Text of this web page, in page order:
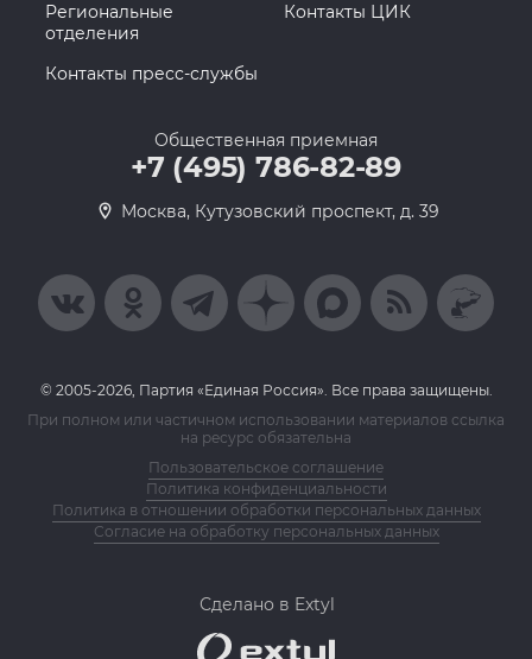
Региональные
отделения
Контакты ЦИК
Контакты пресс-службы
Общественная приемная
+7 (495) 786-82-89
Москва, Кутузовский проспект, д. 39
© 2005-2026, Партия «Единая Россия». Все права защищены.
При полном или частичном использовании материалов ссылка
на ресурс обязательна
Пользовательское соглашение
Политика конфиденциальности
Политика в отношении обработки персональных данных
Согласие на обработку персональных данных
Сделано в Extyl